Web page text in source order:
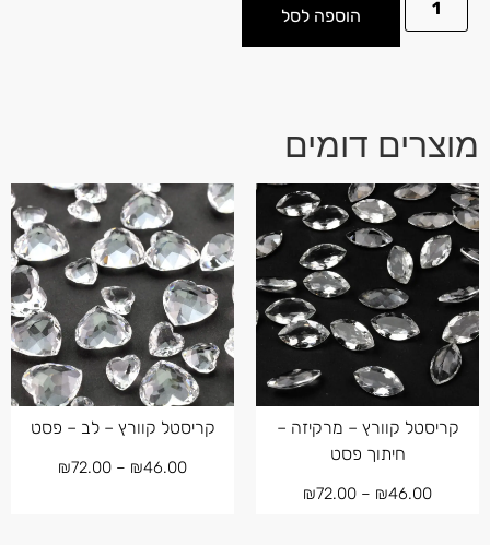
הוספה לסל
מוצרים דומים
קריסטל קוורץ – מרקיזה –
חיתוך פסט
₪46.00
–
₪72.00
קריסטל קוורץ – לב – פסט
₪46.00
–
₪72.00